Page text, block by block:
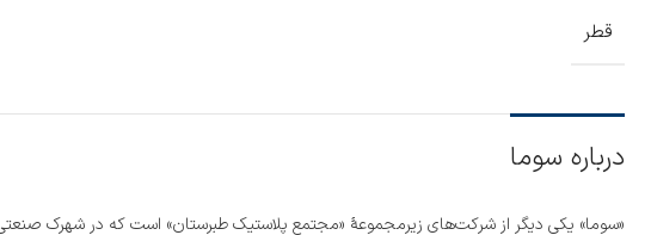
قطر
درباره سوما
«سوما» یکی دیگر از شرکت‌های زیرمجموعۀ «مجتمع پلاستیک طبرستان» است که در شهرک